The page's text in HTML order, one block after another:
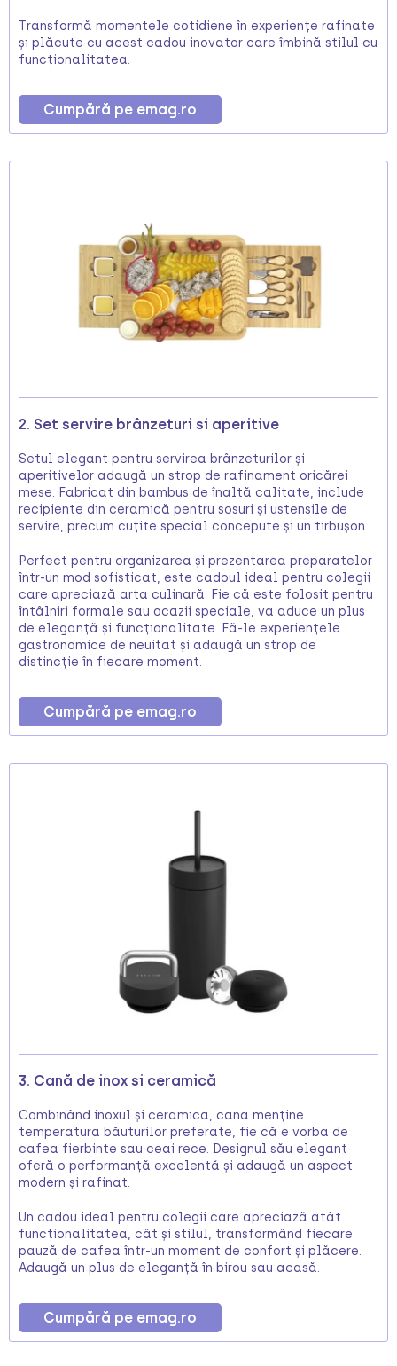
Transformă momentele cotidiene în experiențe rafinate
și plăcute cu acest cadou inovator care îmbină stilul cu
funcționalitatea.
Cumpără pe emag.ro
2. Set servire brânzeturi si aperitive
Setul elegant pentru servirea brânzeturilor și
aperitivelor adaugă un strop de rafinament oricărei
mese. Fabricat din bambus de înaltă calitate, include
recipiente din ceramică pentru sosuri și ustensile de
servire, precum cuțite special concepute și un tirbușon.
Perfect pentru organizarea și prezentarea preparatelor
într-un mod sofisticat, este cadoul ideal pentru colegii
care apreciază arta culinară. Fie că este folosit pentru
întâlniri formale sau ocazii speciale, va aduce un plus
de eleganță și funcționalitate. Fă-le experiențele
gastronomice de neuitat și adaugă un strop de
distincție în fiecare moment.
Cumpără pe emag.ro
3. Cană de inox si ceramică
Combinând inoxul și ceramica, cana menține
temperatura băuturilor preferate, fie că e vorba de
cafea fierbinte sau ceai rece. Designul său elegant
oferă o performanță excelentă și adaugă un aspect
modern și rafinat.
Un cadou ideal pentru colegii care apreciază atât
funcționalitatea, cât și stilul, transformând fiecare
pauză de cafea într-un moment de confort și plăcere.
Adaugă un plus de eleganță în birou sau acasă.
Cumpără pe emag.ro